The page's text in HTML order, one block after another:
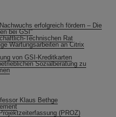
erfolgreich fördern – Die
bei GSI"
Technischen Rat
Wartungsarbeiten an Citrix
von GSI-Kreditkarten
Sozialberatung zu
Klaus Bethge
(PROZ)